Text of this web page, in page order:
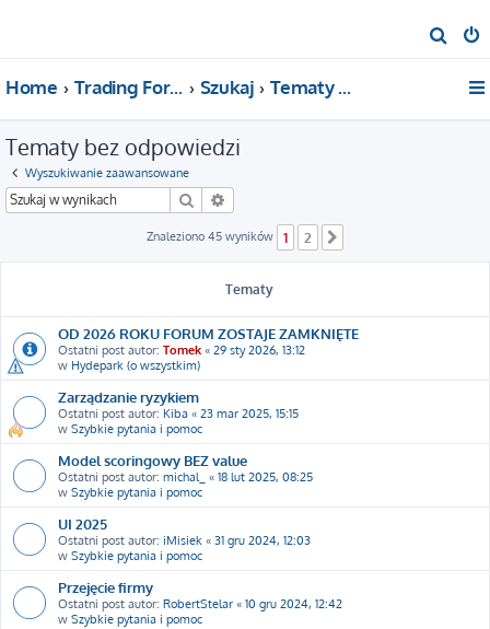
z
Home Trading For a Living Szukaj Tematy bez odpowiedzi
Tematy bez odpowiedzi
Wyszukiwanie zaawansowane
Szukaj
Znaleziono 45 wyników 1 2
Tematy
OD 2026 ROKU FORUM ZOSTAJE ZAMKNIĘTE
Ostatni post autor: Tomek « 29 sty 2026, 13:12
w Hydepark (o wszystkim)
Zarządzanie ryzykiem
Ostatni post autor: Kiba « 23 mar 2025, 15:15
w Szybkie pytania i pomoc
Model scoringowy BEZ value
Ostatni post autor: michal_ « 18 lut 2025, 08:25
w Szybkie pytania i pomoc
UI 2025
Ostatni post autor: iMisiek « 31 gru 2024, 12:03
w Szybkie pytania i pomoc
Przejęcie firmy
Ostatni post autor: RobertStelar « 10 gru 2024, 12:42
w Szybkie pytania i pomoc